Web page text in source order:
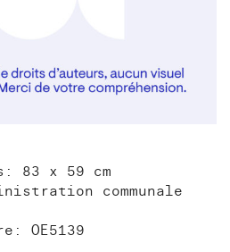
83 x 59 cm
communale
OE5139